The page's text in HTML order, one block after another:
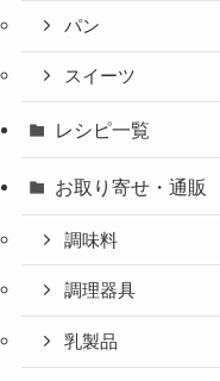
パン
スイーツ
レシピ一覧
お取り寄せ・通販
調味料
調理器具
乳製品